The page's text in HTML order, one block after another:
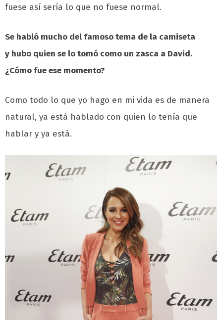
fuese así sería lo que no fuese normal.
Se habló mucho del famoso tema de la camiseta
y hubo quien se lo tomó como un zasca a David.
¿Cómo fue ese momento?
Como todo lo que yo hago en mi vida es de manera
natural, ya está hablado con quien lo tenía que
hablar y ya está.